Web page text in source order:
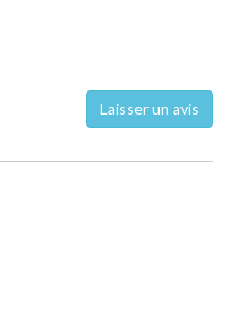
Laisser un avis